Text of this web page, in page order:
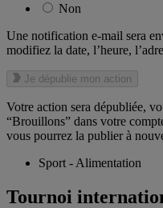
Non
Une notification e-mail sera
modifiez la date, l’heure,
Je dépublie mon action
Votre action sera dépubliée,
“Brouillons” dans votre
vous pourrez la publier à
Sport - Alimentation
Tournoi